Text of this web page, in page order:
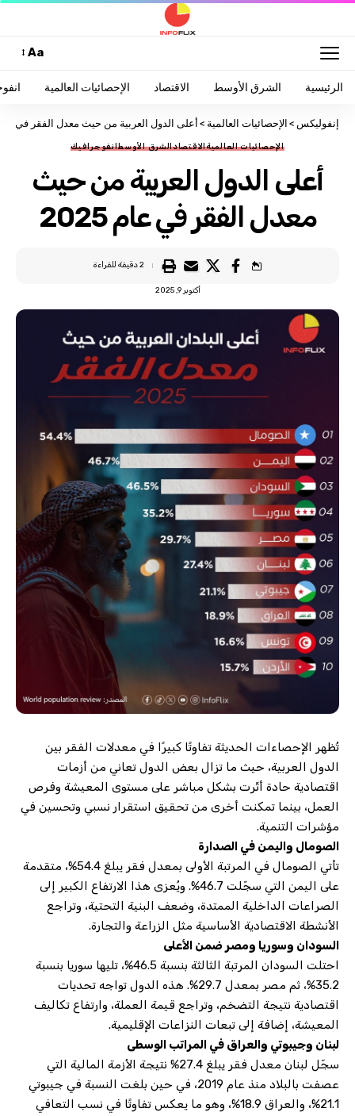
Aa
الرئيسية الشرق الأوسط الاقتصاد الإحصائيات العالمية
إنفوليكس > الإحصائيات العالمية > أعلى الدول العربية من حيث معدل الفقر في عام
الإحصائيات العالميةالاقتصادالشرق الأوسطانفوجرافيك
أعلى الدول العربية من حيث
معدل الفقر في عام 2025
أكتوبر 9, 2025
2 دقيقة للقراءة
تُظهر الإحصاءات الحديثة تفاوتًا كبيرًا في معدلات الفقر بين
الدول العربية، حيث ما تزال بعض الدول تعاني من أزمات
اقتصادية حادة أثّرت بشكل مباشر على مستوى المعيشة وفرص
العمل، بينما تمكنت أخرى من تحقيق استقرار نسبي وتحسين في
مؤشرات التنمية.
الصومال واليمن في الصدارة
تأتي الصومال في المرتبة الأولى بمعدل فقر يبلغ 54.4%، متقدمة
على اليمن التي سجّلت 46.7%. ويُعزى هذا الارتفاع الكبير إلى
الصراعات الداخلية الممتدة، وضعف البنية التحتية، وتراجع
الأنشطة الاقتصادية الأساسية مثل الزراعة والتجارة.
السودان وسوريا ومصر ضمن الأعلى
احتلت السودان المرتبة الثالثة بنسبة 46.5%، تليها سوريا بنسبة
35.2%، ثم مصر بمعدل 29.7%. هذه الدول تواجه تحديات
اقتصادية نتيجة التضخم، وتراجع قيمة العملة، وارتفاع تكاليف
المعيشة، إضافة إلى تبعات النزاعات الإقليمية.
لبنان وجيبوتي والعراق في المراتب الوسطى
سجّل لبنان معدل فقر يبلغ 27.4% نتيجة الأزمة المالية التي
عصفت بالبلاد منذ عام 2019، في حين بلغت النسبة في جيبوتي
21.1%، والعراق 18.9%، وهو ما يعكس تفاوتًا في نسب التعافي